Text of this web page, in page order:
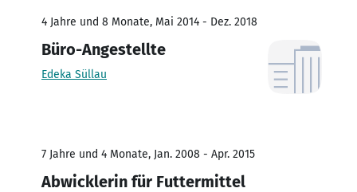
4 Jahre und 8 Monate, Mai 2014 - Dez. 2018
Büro-Angestellte
Edeka Süllau
7 Jahre und 4 Monate, Jan. 2008 - Apr. 2015
Abwicklerin für Futtermittel